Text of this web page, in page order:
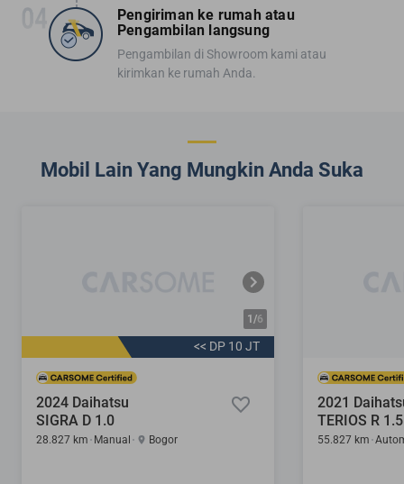
Pengiriman ke rumah atau
Pengambilan langsung
Pengambilan di Showroom kami atau
kirimkan ke rumah Anda.
Mobil Lain Yang Mungkin Anda Suka
<< DP 10 JT
1/6
2024 Daihatsu
SIGRA D 1.0
28.827 km Manual Bogor
2021
TERIOS R 1.5
55.827 km